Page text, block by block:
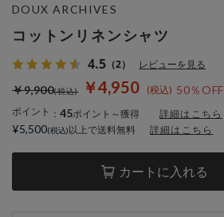
コットンリネンシャツ
4.5 （2） レビューを見る
￥4,950 50％OFF
￥9,900
ポイント ： 45ポイント～獲得 詳細はこちら
カートに入れる
DOUX ARCHIVES
¥5,500 以上で送料無料 詳細はこちら